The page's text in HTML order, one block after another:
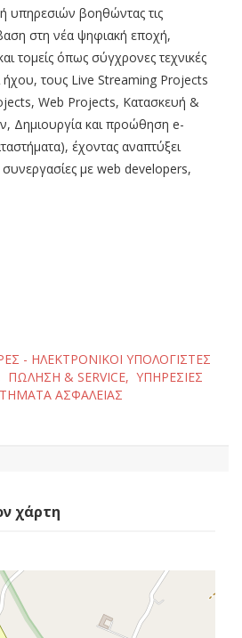
υπηρεσιών βοηθώντας τις
στη νέα ψηφιακή εποχή,
τομείς όπως σύγχρονες τεχνικές
ήχου, τους Live Streaming Projects
Web Projects, Κατασκευή &
Δημιουργία και προώθηση e-
έχοντας αναπτύξει
συνεργασίες με web developers,
- ΗΛΕΚΤΡΟΝΙΚΟΙ ΥΠΟΛΟΓΙΣΤΕΣ
ΠΩΛΗΣΗ & SERVICE, ΥΠΗΡΕΣΙΕΣ
ΑΣΦΑΛΕΙΑΣ
χάρτη